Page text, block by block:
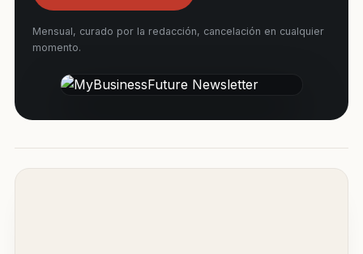
Mensual, curado por la redacción, cancelación en cualquier
momento.